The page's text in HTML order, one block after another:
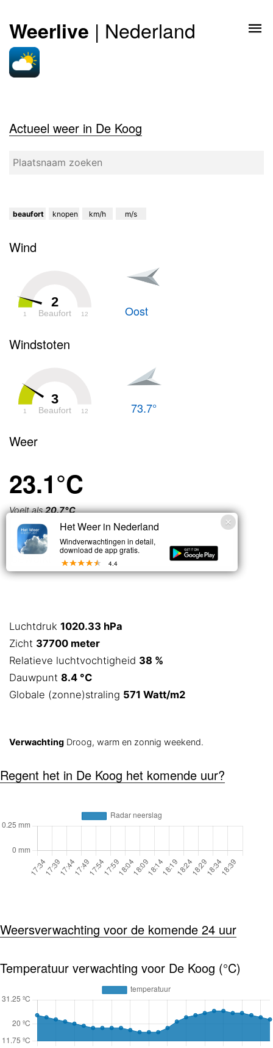
Weerlive | Nederland
Actueel weer in De Koog
beaufort knopen km/h m/s
Wind
2
Beaufort
1 12 Oost
Windstoten
3
Beaufort
1 12 73.7°
Weer
23.1°C
Voelt als20.7°C
Zwaar
bewolkt
Luchtdruk 1020.33 hPa
Zicht 37700 meter
Relatieve luchtvochtigheid 38 %
Dauwpunt 8.4 °C
Globale (zonne)straling 571 Watt/m2
Verwachting Droog, warm en zonnig weekend.
Regent het in De Koog het komende uur?
Weersverwachting voor de komende 24 uur
Temperatuur verwachting voor De Koog (°C)
Het Weer in Nederland
Windverwachtingen in detail,
download de app gratis.
4.4